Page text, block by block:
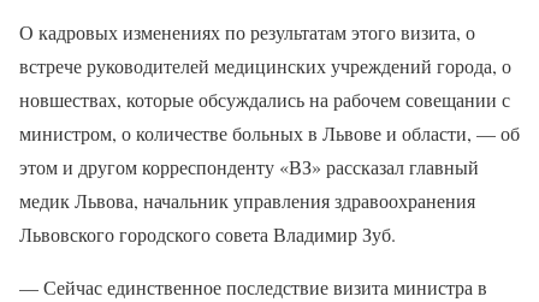
О кадровых изменениях по результатам этого визита, о
встрече руководителей медицинских учреждений города, о
новшествах, которые обсуждались на рабочем совещании с
министром, о количестве больных в Львове и области, — об
этом и другом корреспонденту «ВЗ» рассказал главный
медик Львова, начальник управления здравоохранения
Львовского городского совета Владимир Зуб.
— Сейчас единственное последствие визита министра в